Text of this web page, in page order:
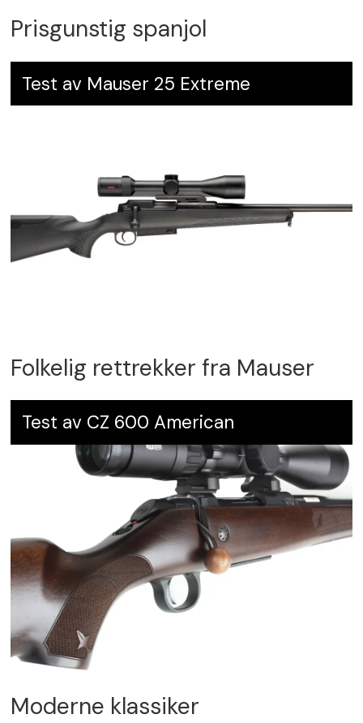
Prisgunstig spanjol
Test av Mauser 25 Extreme
Folkelig rettrekker fra Mauser
Test av CZ 600 American
Moderne klassiker